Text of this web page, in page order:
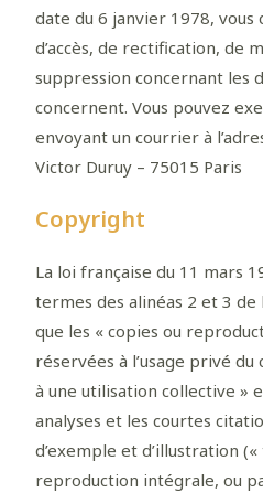
date du 6 janvier 1978, vous
d’accès, de rectification, de
suppression concernant les
concernent. Vous pouvez
envoyant un courrier à
Victor Duruy – 75015 Paris
Copyright
La loi française du 11 mars
termes des alinéas 2 et 3 de
que les « copies ou
réservées à l’usage privé
à une utilisation collective »
analyses et les courtes
d’exemple et d’illustration
reproduction intégrale, ou